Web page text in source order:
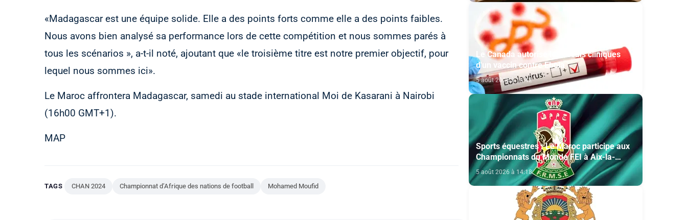
«Madagascar est une équipe solide. Elle a des points forts comme elle a des points faibles.
Nous avons bien analysé sa performance lors de cette compétition et nous sommes parés à
tous les scénarios », a-t-il noté, ajoutant que «le troisième titre est notre premier objectif, pour
lequel nous sommes ici».
Le Maroc affrontera Madagascar, samedi au stade international Moi de Kasarani à Nairobi
(16h00 GMT+1).
MAP
TAGS CHAN 2024 Championnat d’Afrique des nations de football Mohamed Moufid
Le Canada autorise les essais cliniques
d'un vaccin contre Ebola
5 août 2026 à 14:42
Sports équestres : Le Maroc participe aux
Championnats du Monde FEI à Aix-la-
Chapelle
5 août 2026 à 14:18